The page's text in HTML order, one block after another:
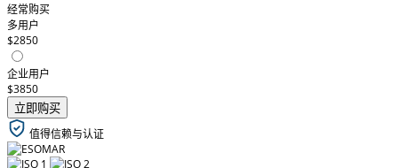
经常购买
多用户
$2850
企业用户
$3850
立即购买
值得信赖与认证